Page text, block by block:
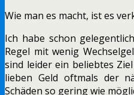
Wie man es macht, ist es
Ich habe schon
Regel mit wenig
sind leider ein beliebtes
lieben Geld oftmals der
Schäden so gering wie